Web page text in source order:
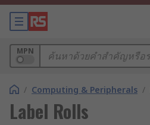
MPN
/ Computing & Peripherals /
Label Rolls